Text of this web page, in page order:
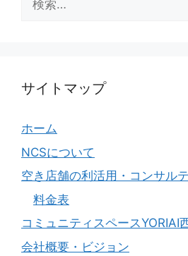
索:
サイトマップ
ホーム
NCSについて
空き店舗の利活用・コンサル
料金表
コミュニティスペースYORIAI
会社概要・ビジョン